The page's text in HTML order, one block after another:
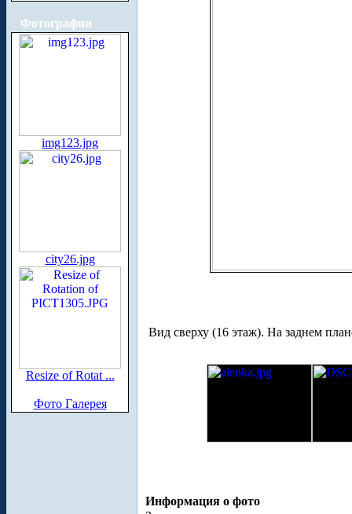
Фотографии
img123.jpg
city26.jpg
Resize of Rotat ...
Фото Галерея
Вид сверху (16 этаж). На заднем
Информация о фото